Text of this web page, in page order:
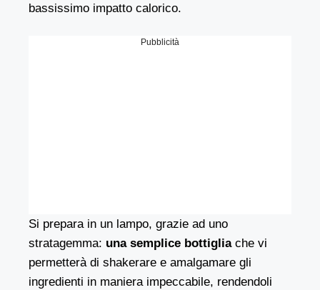
bassissimo impatto calorico.
Pubblicità
Si prepara in un lampo, grazie ad uno
stratagemma: una semplice bottigliache vi
permetterà di shakerare e amalgamare gli
ingredienti in maniera impeccabile, rendendoli